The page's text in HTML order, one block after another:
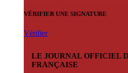
VÉRIFIER UNE SIGNATURE
Vérifier
LE JOURNAL OFFICIEL
FRANÇAISE